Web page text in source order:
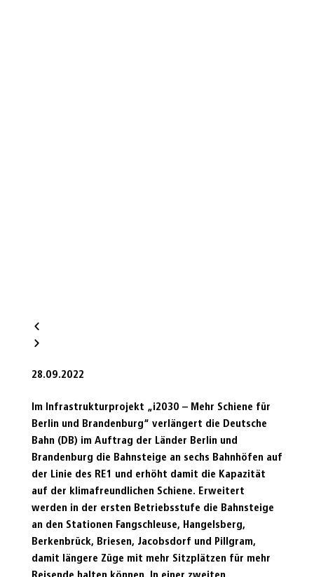
28.09.2022
Im Infrastrukturprojekt „i2030 – Mehr Schiene für
Berlin und Brandenburg“ verlängert die Deutsche
Bahn (DB) im Auftrag der Länder Berlin und
Brandenburg die Bahnsteige an sechs Bahnhöfen auf
der Linie des RE1 und erhöht damit die Kapazität
auf der klimafreundlichen Schiene. Erweitert
werden in der ersten Betriebsstufe die Bahnsteige
an den Stationen Fangschleuse, Hangelsberg,
Berkenbrück, Briesen, Jacobsdorf und Pillgram,
damit längere Züge mit mehr Sitzplätzen für mehr